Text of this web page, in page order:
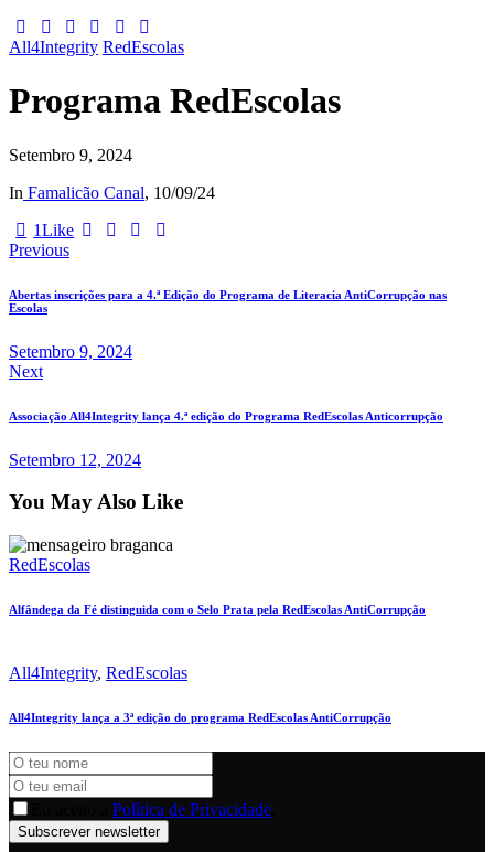
All4Integrity RedEscolas
Programa RedEscolas
Setembro 9, 2024
In Famalicão Canal, 10/09/24
1Like
Navegação
de
artigos
Previous
Abertas inscrições para a 4.ª Edição do Programa de Literacia AntiCorrupção nas
Escolas
Setembro 9, 2024
Next
Associação All4Integrity lança 4.ª edição do Programa RedEscolas Anticorrupção
Setembro 12, 2024
You May Also Like
RedEscolas
Alfândega da Fé distinguida com o Selo Prata pela RedEscolas AntiCorrupção
All4Integrity, RedEscolas
All4Integrity lança a 3ª edição do programa RedEscolas AntiCorrupção
Política de Privacidade
Subscrever newsletter